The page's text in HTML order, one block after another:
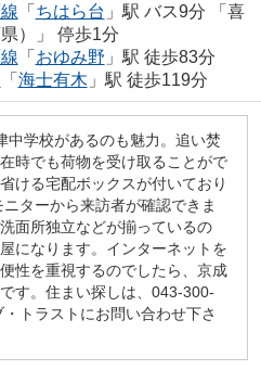
「 ちはら台 」駅 バス9分 「喜
）」 停歩1分
「 おゆみ野 」駅 徒歩83分
「 海士有木 」駅 徒歩119分
中学校があるのも魅力。追い焚
時でも荷物を受け取ることがで
ける宅配ボックスが付いており
ターから来訪者が確認できま
面所独立などが揃っているの
になります。インターネットを
性を重視するのでしたら、京成
す。住まい探しは、043-300-
トラストにお問い合わせ下さ